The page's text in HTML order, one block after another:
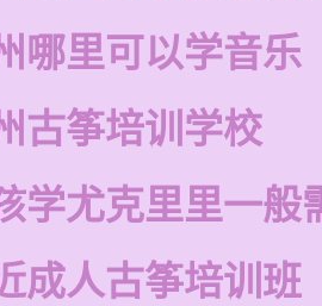
哪里可以学音乐
古筝培训学校
学尤克里里一般
成人古筝培训班